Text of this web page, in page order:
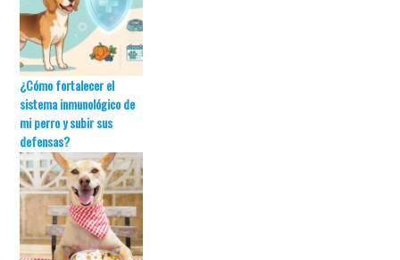
¿Cómo fortalecer el
sistema inmunológico de
mi perro y subir sus
defensas?